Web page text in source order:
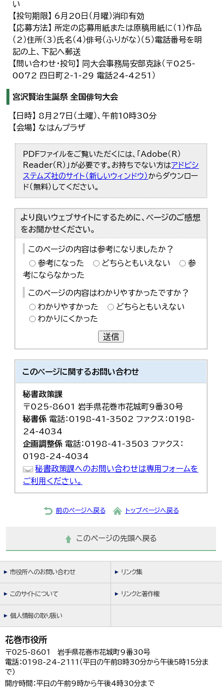
い
【投句期限】 6月20日（月曜）消印有効
【応募方法】 所定の応募用紙または原稿用紙に（1）作品
（2）住所（3）氏名（4）俳号（ふりがな）（5）電話番号を明
記の上、下記へ郵送
【問い合わせ・投句】 同大会事務局安部克詠（〒025-
0072 四日町2-1-29 電話24-4251）
宮沢賢治生誕祭 全国俳句大会
【日時】 8月27日（土曜）、午前10時30分
【会場】 なはんプラザ
PDFファイルをご覧いただくには、「Adobe（R）
Reader（R）」が必要です。お持ちでない方はアドビシ
ステムズ社のサイト（新しいウィンドウ） からダウンロー
ド（無料）してください。
より良いウェブサイトにするために、ページのご感想
をお聞かせください。
このページの内容は参考になりましたか？
参考になった
どちらともいえない
参
考にならなかった
このページの内容はわかりやすかったですか？
わかりやすかった
どちらともいえない
わかりにくかった
送信
このページに関するお問い合わせ
秘書政策課
〒025-8601 岩手県花巻市花城町9番30号
秘書係電話：0198-41-3502 ファクス：0198-
24-4034
企画調整係電話：0198-41-3503 ファクス：
0198-24-4034
秘書政策課へのお問い合わせは専用フォームを
ご利用ください。
前のページへ戻る トップページへ戻る
このページの先頭へ戻る
市役所へのお問い合わせ リンク集
このサイトについて リンクと著作権
個人情報の取り扱い
花巻市役所
〒025-8601 岩手県花巻市花城町9番30号
電話：0198-24-2111（平日の午前8時30分から午後5時15分ま
で）
開庁時間：平日の午前9時から午後4時30分まで